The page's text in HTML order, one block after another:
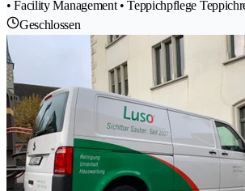
• Facility Management • Teppichpflege
Geschlossen